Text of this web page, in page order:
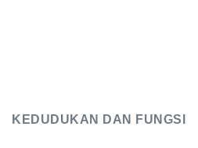
KEDUDUKAN DAN FUNGSI